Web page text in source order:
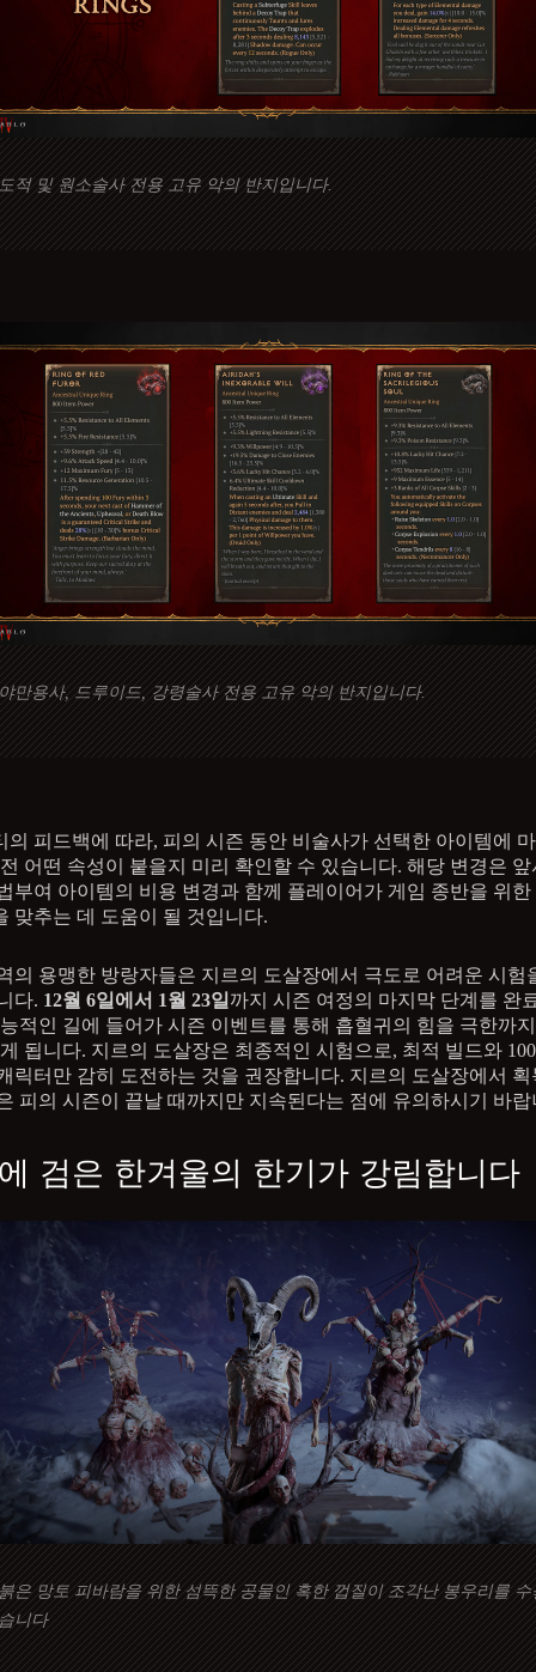
적 및 원소술사 전용 고유 악의 반지입니다.
만용사, 드루이드, 강령술사 전용 고유 악의 반지입니다.
의 피드백에 따라, 피의 시즌 동안 비술사가 선택한 아이템에
어떤 속성이 붙을지 미리 확인할 수 있습니다. 해당 변경은 앞
부여 아이템의 비용 변경과 함께 플레이어가 게임 종반을 위한
맞추는 데 도움이 될 것입니다.
의 용맹한 방랑자들은 지르의 도살장에서 극도로 어려운 시험
다. 12월 6일에서 1월 23일 까지 시즌 여정의 마지막 단계를 완
적인 길에 들어가 시즌 이벤트를 통해 흡혈귀의 힘을 극한까
됩니다. 지르의 도살장은 최종적인 시험으로, 최적 빌드와
릭터만 감히 도전하는 것을 권장합니다. 지르의 도살장에서 획
피의 시즌이 끝날 때까지만 지속된다는 점에 유의하시기 바랍
검은 한겨울의 한기가 강림합니다
은 망토 피바람을 위한 섬뜩한 공물인 혹한 껍질이 조각난 봉우리를 수
니다